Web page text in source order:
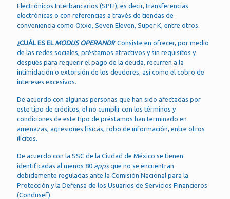
Electrónicos Interbancarios (SPEI); es decir, transferencias
electrónicas o con referencias a través de tiendas de
conveniencia como Oxxo, Seven Eleven, Super K, entre otros.
¿CUÁL ES EL MODUS OPERANDI? Consiste en ofrecer, por medio
de las redes sociales, préstamos atractivos y sin requisitos y
después para requerir el pago de la deuda, recurren a la
intimidación o extorsión de los deudores, así como el cobro de
intereses excesivos.
De acuerdo con algunas personas que han sido afectadas por
este tipo de créditos, el no cumplir con los términos y
condiciones de este tipo de préstamos han terminado en
amenazas, agresiones físicas, robo de información, entre otros
ilícitos.
De acuerdo con la SSC de la Ciudad de México se tienen
identificadas al menos 80 appsque no se encuentran
debidamente reguladas ante la Comisión Nacional para la
Protección y la Defensa de los Usuarios de Servicios Financieros
(Condusef).